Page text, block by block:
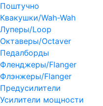
Поштучно
Квакушки/Wah-Wah
Луперы/Loop
Октаверы/Octaver
Педалборды
Фленджеры/Flanger
Флэнжеры/Flanger
Предусилители
Усилители мощности